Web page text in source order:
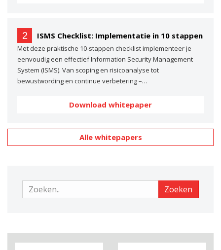
2 ISMS Checklist: Implementatie in 10 stappen
Met deze praktische 10-stappen checklist implementeer je
eenvoudig een effectief Information Security Management
System (ISMS). Van scoping en risicoanalyse tot
bewustwording en continue verbetering –…
Download whitepaper
Alle whitepapers
Zoeken Zoeken